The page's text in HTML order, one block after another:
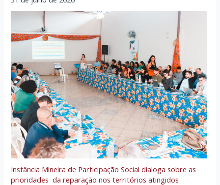
Instância Mineira de Participação Social dialoga sobre as
prioridades da reparação nos territórios atingidos